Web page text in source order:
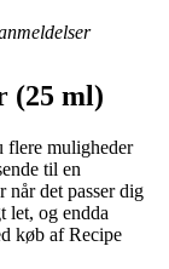
(25 ml)
flere muligheder
til en
når det passer dig
let, og endda
køb af Recipe